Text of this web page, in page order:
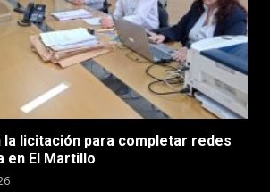
la licitación para completar redes
en El Martillo